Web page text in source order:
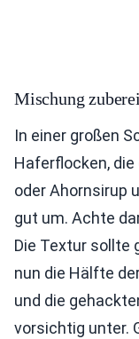
Mischung
In einer großen
Haferflocken,
oder Ahornsirup
gut um. Achte
Die Textur sollte
nun die Hälfte
und die
vorsichtig unter.